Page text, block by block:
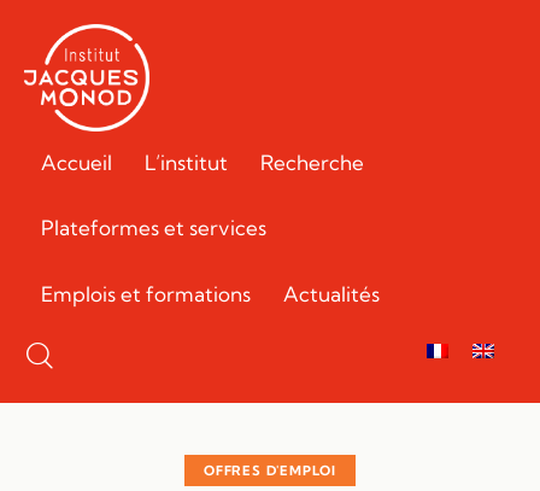
Accueil L’institut Recherche
Plateformes et services
Emplois et formations Actualités
OFFRES D'EMPLOI